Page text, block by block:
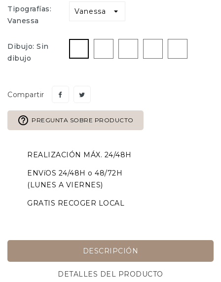
Tipografías:
Vanessa
Dibujo: Sin
dibujo
dibujo
Doble
Compartir
help_outline PREGUNTA SOBRE PRODUCTO
REALIZACIÓN MÁX. 24/48H
ENVíOS 24/48H o 48/72H
(LUNES A VIERNES)
GRATIS RECOGER LOCAL
DESCRIPCIÓN
DETALLES DEL PRODUCTO